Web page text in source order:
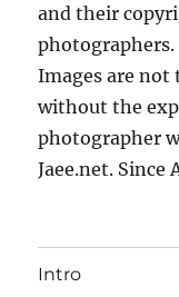
and their
photographers.
Images are not
without the
photographer
Jaee.net. Since
Intro